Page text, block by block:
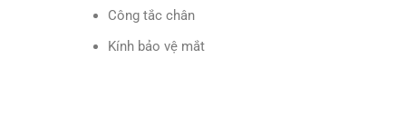
Công tắc chân
Kính bảo vệ mắt